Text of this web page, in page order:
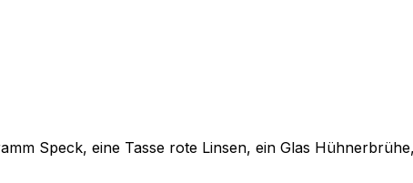
Speck, eine Tasse rote Linsen, ein Glas